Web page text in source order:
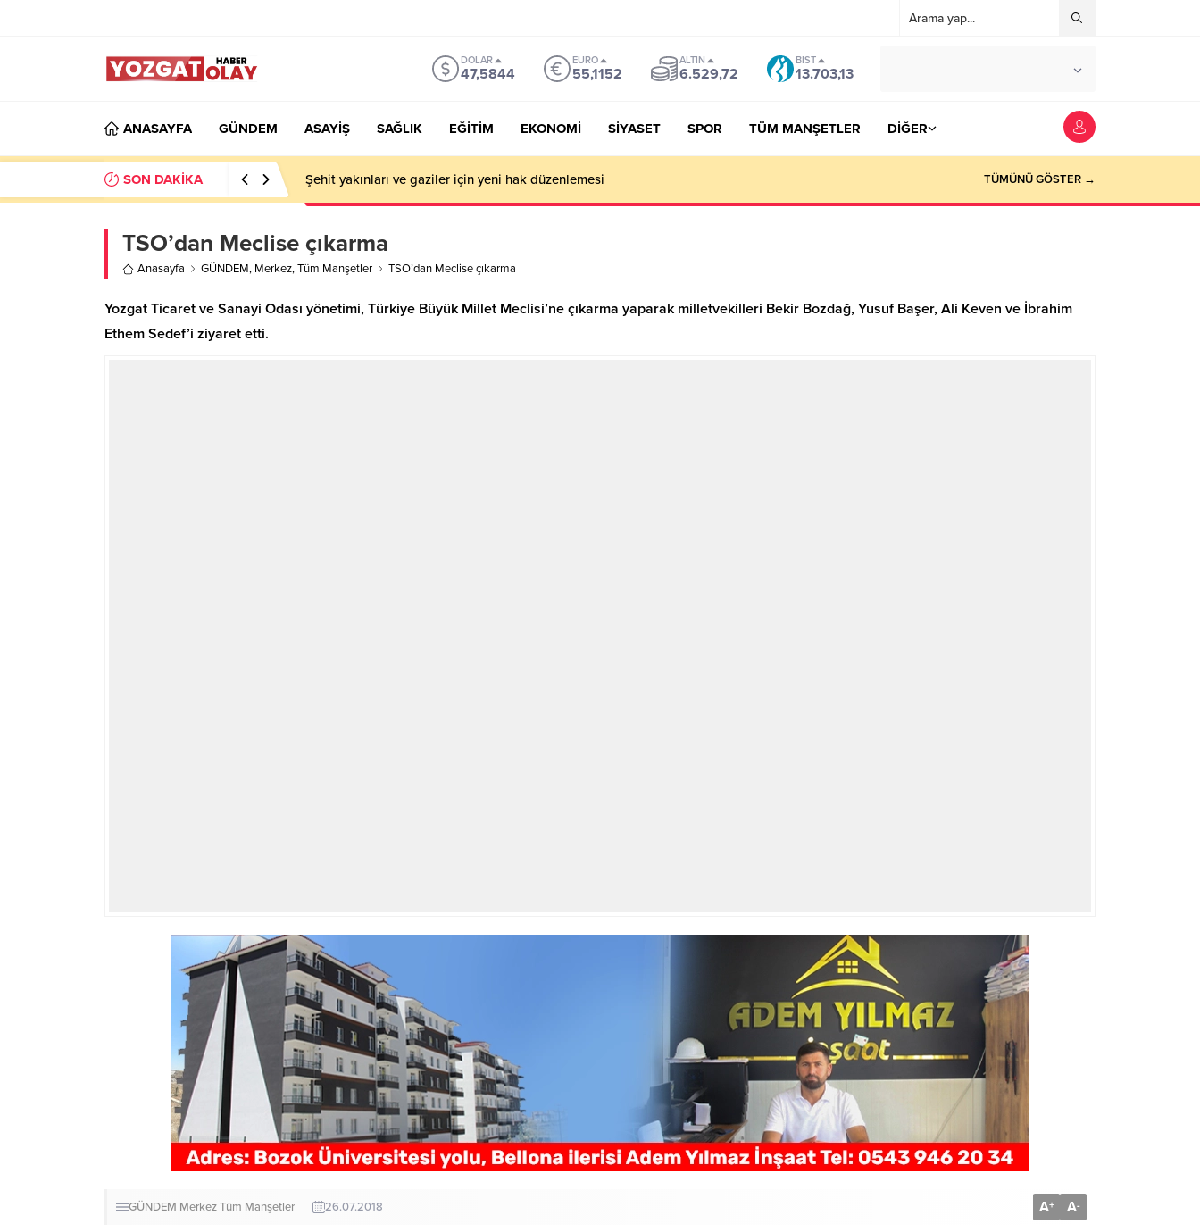
DOLAR
47,5844
EURO
55,1152
ALTIN
6.529,72
BIST
13.703,13
ANASAYFA GÜNDEM ASAYİŞ SAĞLIK EĞİTİM EKONOMİ SİYASET SPOR TÜM MANŞETLER DİĞER
SON DAKİKA Şehit yakınları ve gaziler için yeni hak düzenlemesi TÜMÜNÜ GÖSTER →
TSO’dan Meclise çıkarma
Anasayfa GÜNDEM, Merkez,Tüm Manşetler TSO’dan Meclise çıkarma
Yozgat Ticaret ve Sanayi Odası yönetimi, Türkiye Büyük Millet Meclisi’ne çıkarma yaparak milletvekilleri Bekir Bozdağ, Yusuf Başer, Ali Keven ve İbrahim
Ethem Sedef’i ziyaret etti.
GÜNDEM MerkezTüm Manşetler 26.07.2018 A+ A-